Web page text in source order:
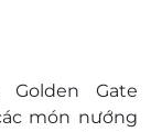
cho phần
Gate
món nướng